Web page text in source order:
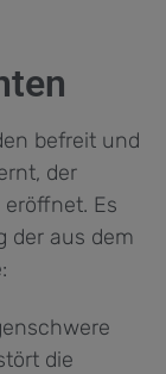
befreit und
der
Es
der aus dem
die